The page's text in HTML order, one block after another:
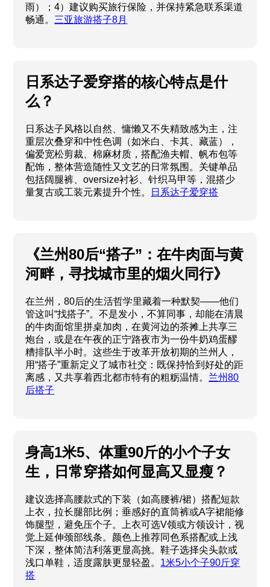
雨）；4）建议购买旅行保险，并保持紧急联系渠道
畅通。 三亚旅游搭子8月
日系达子爱穿搭的核心特点是什
么？
日系达子风格以自然、慵懒又不失精致感为主，注
重层次叠穿和中性色调（如米白、卡其、藏蓝），
偏爱宽松剪裁、棉麻材质，搭配渔夫帽、帆布包等
配饰，整体营造随性又文艺的日常氛围。关键单品
包括阔腿裤、oversize衬衫、针织马甲等，混搭少
量复古或工装元素提升个性。
日系达子爱穿搭
《兰州80后“搭子”：在牛肉面与黄
河畔，寻找城市里的烟火同行》
在兰州，80后的生活哲学里藏着一种默契——他们
管这叫“找搭子”。不是发小，不算同事，却能在清晨
的牛肉面馆里拼桌加肉，在黄河边的茶摊上共享三
炮台，或是在午夜的正宁路夜市为一份牛奶鸡蛋醪
糟排队半小时。这些生于改革开放初期的兰州人，
用“搭子”重新定义了城市社交：既保持恰到好处的距
离感，又共享着西北都市特有的粗粝温情。 兰州80
后搭子
身高1米5、体重90斤的小个子女
生，日常穿搭如何显高又显瘦？
建议选择高腰款式的下装（如高腰裤/裙）搭配短款
上衣，拉长腿部比例；垂感好的直筒裤或A字裙能修
饰腿型，避免压个子。上衣可选V领或方领设计，视
觉上延伸颈部线条。颜色上推荐同色系搭配或上浅
下深，整体简洁利落更显高挑。鞋子选择尖头款或
浅口单鞋，适度露肤更显轻盈。 1米5小个子90斤穿
搭